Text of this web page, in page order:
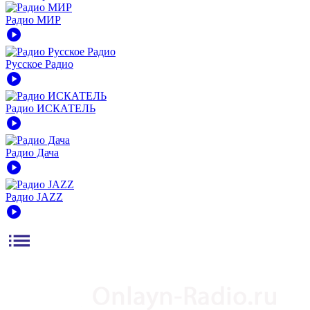
Радио МИР
play_circle
Русское Радио
play_circle
Радио ИСКАТЕЛЬ
play_circle
Радио Дача
play_circle
Радио JAZZ
play_circle
list